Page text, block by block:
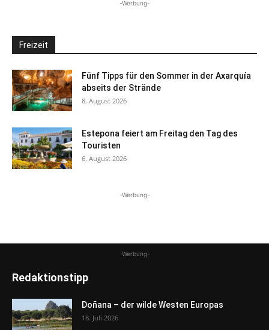
-Werbung-
Freizeit
Fünf Tipps für den Sommer in der Axarquía
abseits der Strände
8. August 2026
Estepona feiert am Freitag den Tag des
Touristen
6. August 2026
-Werbung-
-Werbung-
Redaktionstipp
Doñana – der wilde Westen Europas
18. Juli 2026